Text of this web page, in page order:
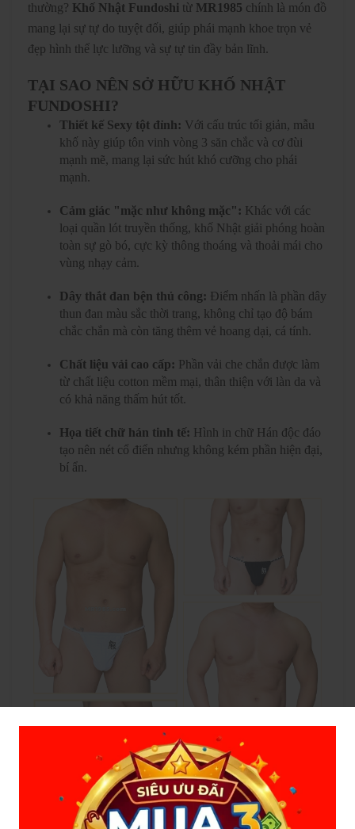
thường? Khố Nhật Fundoshi từ MR1985 chính là món đồ
mang lại sự tự do tuyệt đối, giúp phái mạnh khoe trọn vẻ
đẹp hình thể lực lưỡng và sự tự tin đầy bản lĩnh.
TẠI SAO NÊN SỞ HỮU KHỐ NHẬT
FUNDOSHI?
Thiết kế Sexy tột đỉnh: Với cấu trúc tối giản, mẫu
khố này giúp tôn vinh vòng 3 săn chắc và cơ đùi
mạnh mẽ, mang lại sức hút khó cưỡng cho phái
mạnh.
Cảm giác "mặc như không mặc": Khác với các
loại quần lót truyền thống, khố Nhật giải phóng hoàn
toàn sự gò bó, cực kỳ thông thoáng và thoải mái cho
vùng nhạy cảm.
Dây thắt đan bện thủ công: Điểm nhấn là phần dây
thun đan màu sắc thời trang, không chỉ tạo độ bám
chắc chắn mà còn tăng thêm vẻ hoang dại, cá tính.
Chất liệu vải cao cấp: Phần vải che chắn được làm
từ chất liệu cotton mềm mại, thân thiện với làn da và
có khả năng thấm hút tốt.
Họa tiết chữ hán tinh tế: Hình in chữ Hán độc đáo
tạo nên nét cổ điển nhưng không kém phần hiện đại,
bí ẩn.
THÔNG TIN SẢN PHẨM